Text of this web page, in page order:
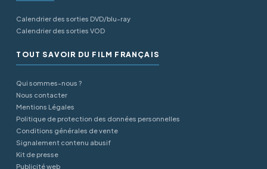
Calendrier des sorties DVD/blu-ray
Calendrier des sorties VOD
TOUT SAVOIR DU FILM FRANÇAIS
Qui sommes-nous ?
Nous contacter
Mentions Légales
Politique de protection des données personnelles
Conditions générales de vente
Signalement contenu abusif
Kit de presse
Publicité web